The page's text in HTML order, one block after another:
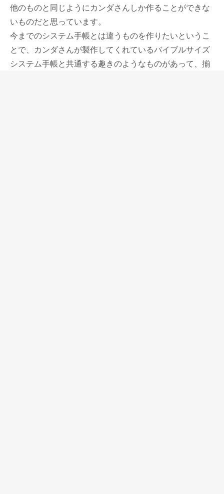
他のものと同じようにカンダさんしか作ることができな
いものだと思っています。
今までのシステム手帳とは違うものを作りたいというこ
とで、カンダさんが製作してくれているバイブルサイズ
システム手帳と共通する趣きのようなものがあって、揃